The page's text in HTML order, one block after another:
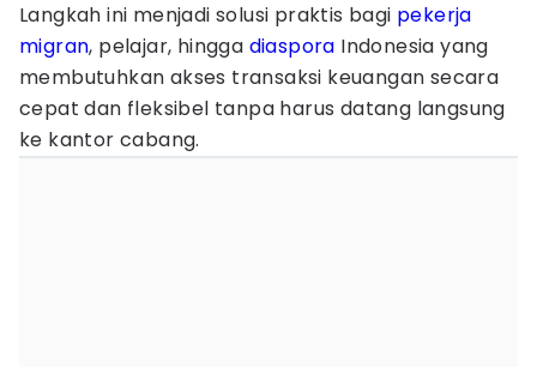
Langkah ini menjadi solusi praktis bagi pekerja
migran, pelajar, hingga diaspora Indonesia yang
membutuhkan akses transaksi keuangan secara
cepat dan fleksibel tanpa harus datang langsung
ke kantor cabang.